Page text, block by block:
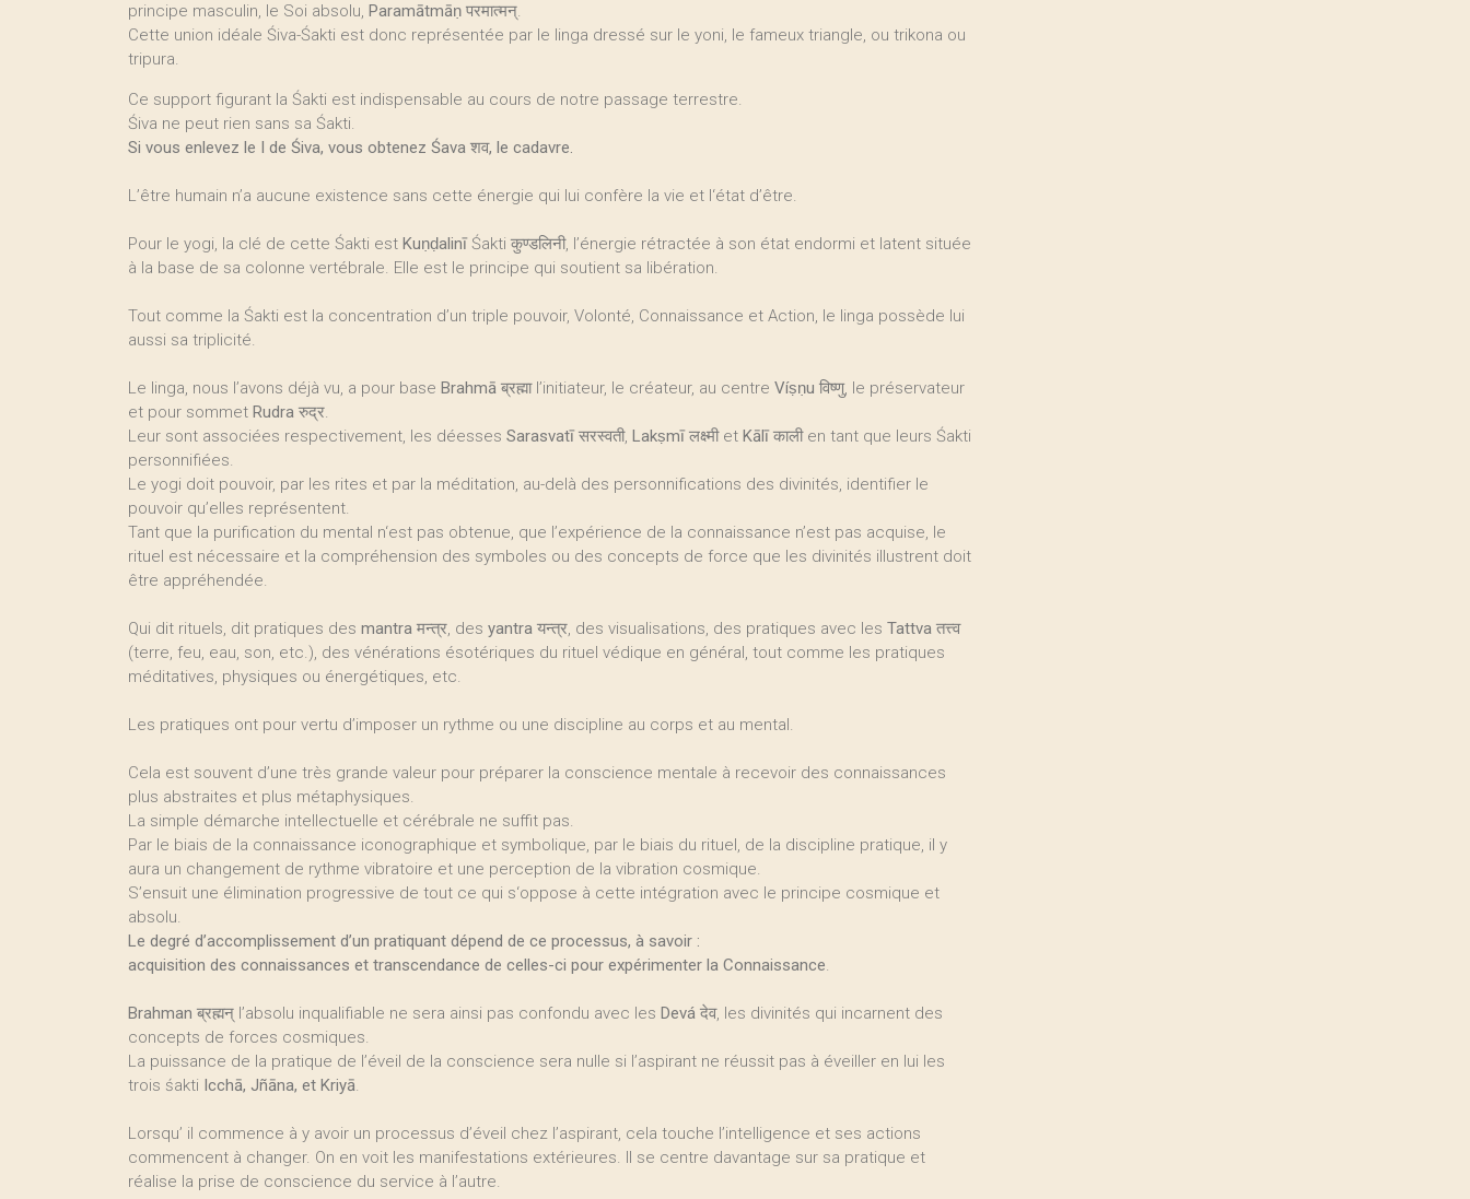
principe masculin, le Soi absolu, Paramātmāṇ परमात्मन्.
Cette union idéale Śiva-Śakti est donc représentée par le linga dressé sur le yoni, le fameux triangle, ou trikona ou
tripura.
Ce support figurant la Śakti est indispensable au cours de notre passage terrestre.
Śiva ne peut rien sans sa Śakti.
Si vous enlevez le I de Śiva, vous obtenez Śava शव, le cadavre.
L’être humain n’a aucune existence sans cette énergie qui lui confère la vie et l‘état d’être.
Pour le yogi, la clé de cette Śakti est KuṇḍalinīŚakti कुण्डलिनी, l’énergie rétractée à son état endormi et latent située
à la base de sa colonne vertébrale. Elle est le principe qui soutient sa libération.
Tout comme la Śakti est la concentration d’un triple pouvoir, Volonté, Connaissance et Action, le linga possède lui
aussi sa triplicité.
Le linga, nous l’avons déjà vu, a pour base Brahmā ब्रह्मा l’initiateur, le créateur, au centre Víṣṇu विष्णु, le préservateur
et pour sommet Rudra रुद्र.
Leur sont associées respectivement, les déesses Sarasvatīसरस्वती, Lakṣmīलक्ष्मी et Kālīकाली en tant que leurs Śakti
personnifiées.
Le yogi doit pouvoir, par les rites et par la méditation, au-delà des personnifications des divinités, identifier le
pouvoir qu’elles représentent.
Tant que la purification du mental n‘est pas obtenue, que l’expérience de la connaissance n’est pas acquise, le
rituel est nécessaire et la compréhension des symboles ou des concepts de force que les divinités illustrent doit
être appréhendée.
Qui dit rituels, dit pratiques des mantra मन्त्र, des yantra यन्त्र, des visualisations, des pratiques avec les Tattva तत्त्व
(terre, feu, eau, son, etc.), des vénérations ésotériques du rituel védique en général, tout comme les pratiques
méditatives, physiques ou énergétiques, etc.
Les pratiques ont pour vertu d’imposer un rythme ou une discipline au corps et au mental.
Cela est souvent d’une très grande valeur pour préparer la conscience mentale à recevoir des connaissances
plus abstraites et plus métaphysiques.
La simple démarche intellectuelle et cérébrale ne suffit pas.
Par le biais de la connaissance iconographique et symbolique, par le biais du rituel, de la discipline pratique, il y
aura un changement de rythme vibratoire et une perception de la vibration cosmique.
S’ensuit une élimination progressive de tout ce qui s‘oppose à cette intégration avec le principe cosmique et
absolu.
Le degré d’accomplissement d’un pratiquant dépend de ce processus, à savoir :
acquisition des connaissances et transcendance de celles-ci pour expérimenter la Connaissance.
Brahman ब्रह्मन् l’absolu inqualifiable ne sera ainsi pas confondu avec les Devá देव, les divinités qui incarnent des
concepts de forces cosmiques.
La puissance de la pratique de l’éveil de la conscience sera nulle si l’aspirant ne réussit pas à éveiller en lui les
trois śakti Icchā, Jñāna, et Kriyā.
Lorsqu’ il commence à y avoir un processus d’éveil chez l’aspirant, cela touche l’intelligence et ses actions
commencent à changer. On en voit les manifestations extérieures. Il se centre davantage sur sa pratique et
réalise la prise de conscience du service à l’autre.